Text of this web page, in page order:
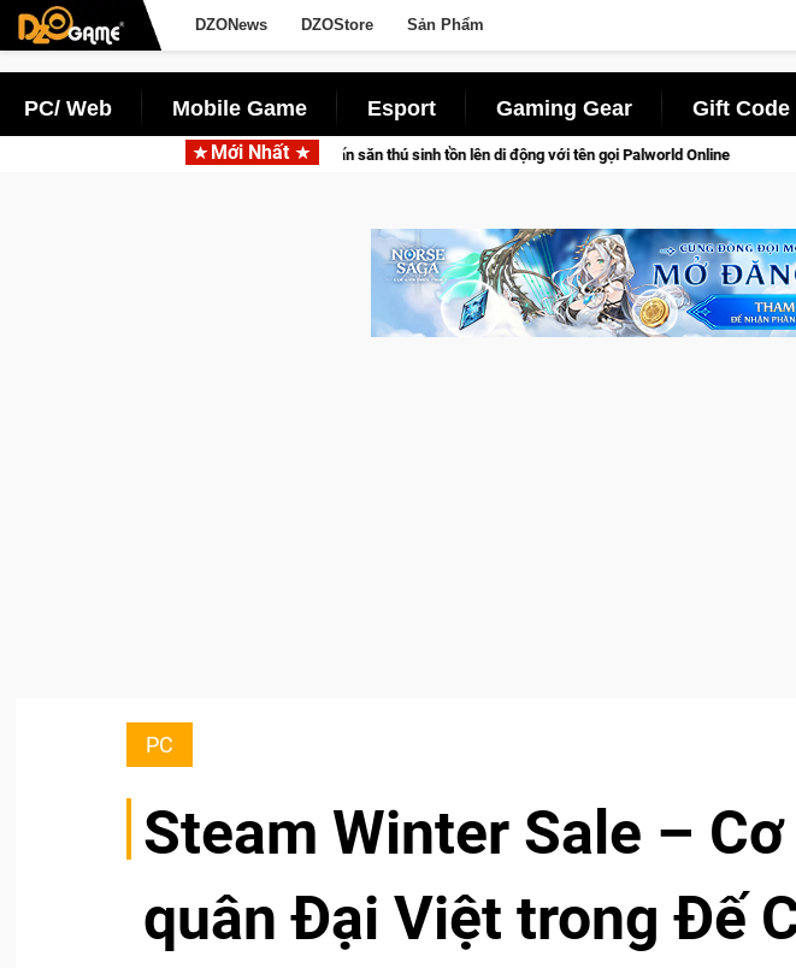
DZONews DZOStore Sản Phẩm
PC/ Web Mobile Game Esport Gaming Gear Gift Code
Mới Nhất
đưa bom tấn săn thú sinh tồn lên di động với tên gọi Palworld Online Norse Saga Chính Thức Mở
PC
Steam Winter Sale –
quân Đại Việt trong Đế